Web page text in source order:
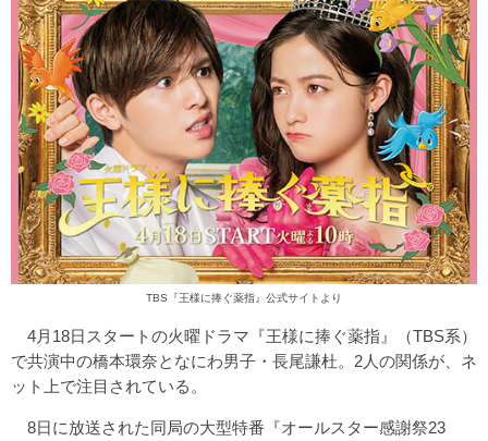
TBS『王様に捧ぐ薬指』公式サイトより
4月18日スタートの火曜ドラマ『王様に捧ぐ薬指』（TBS系）
で共演中の橋本環奈となにわ男子・長尾謙杜。2人の関係が、ネ
ット上で注目されている。
8日に放送された同局の大型特番『オールスター感謝祭23